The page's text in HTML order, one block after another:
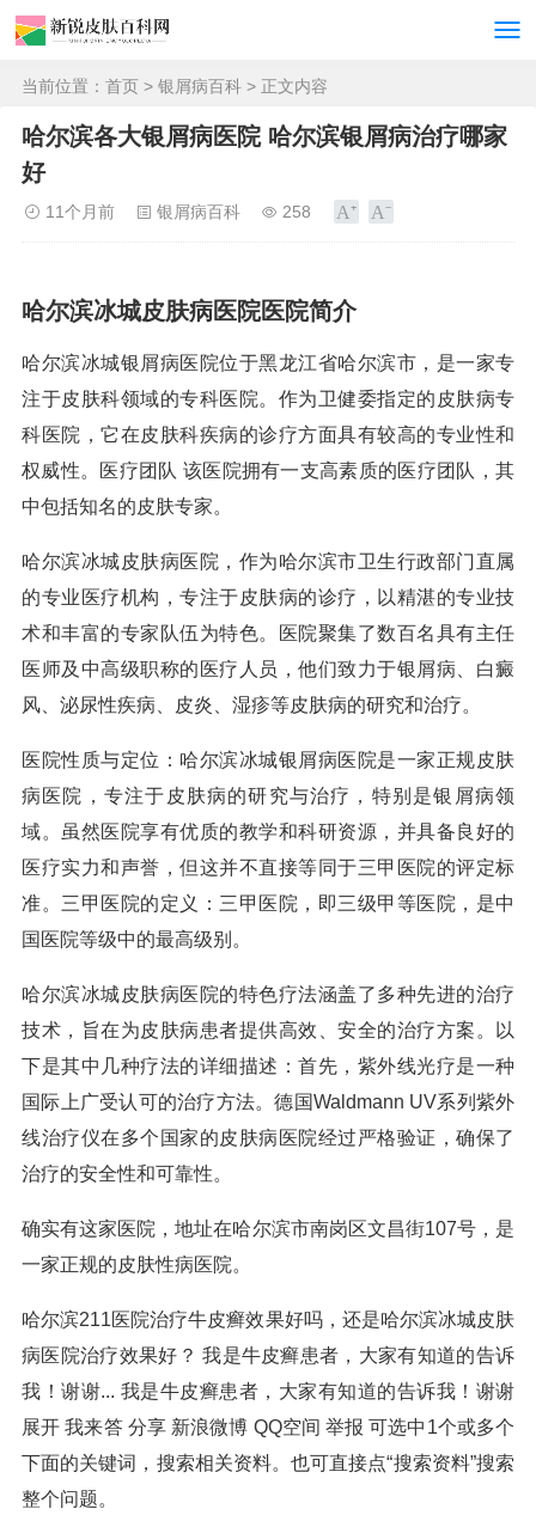
当前位置： 首页 > 银屑病百科 > 正文内容
哈尔滨各大银屑病医院 哈尔滨银屑病治疗哪家
好
11个月前 银屑病百科 258
哈尔滨冰城皮肤病医院医院简介
哈尔滨冰城银屑病医院位于黑龙江省哈尔滨市，是一家专
注于皮肤科领域的专科医院。作为卫健委指定的皮肤病专
科医院，它在皮肤科疾病的诊疗方面具有较高的专业性和
权威性。医疗团队 该医院拥有一支高素质的医疗团队，其
中包括知名的皮肤专家。
哈尔滨冰城皮肤病医院，作为哈尔滨市卫生行政部门直属
的专业医疗机构，专注于皮肤病的诊疗，以精湛的专业技
术和丰富的专家队伍为特色。医院聚集了数百名具有主任
医师及中高级职称的医疗人员，他们致力于银屑病、白癜
风、泌尿性疾病、皮炎、湿疹等皮肤病的研究和治疗。
医院性质与定位：哈尔滨冰城银屑病医院是一家正规皮肤
病医院，专注于皮肤病的研究与治疗，特别是银屑病领
域。虽然医院享有优质的教学和科研资源，并具备良好的
医疗实力和声誉，但这并不直接等同于三甲医院的评定标
准。三甲医院的定义：三甲医院，即三级甲等医院，是中
国医院等级中的最高级别。
哈尔滨冰城皮肤病医院的特色疗法涵盖了多种先进的治疗
技术，旨在为皮肤病患者提供高效、安全的治疗方案。以
下是其中几种疗法的详细描述：首先，紫外线光疗是一种
国际上广受认可的治疗方法。德国Waldmann UV系列紫外
线治疗仪在多个国家的皮肤病医院经过严格验证，确保了
治疗的安全性和可靠性。
确实有这家医院，地址在哈尔滨市南岗区文昌街107号，是
一家正规的皮肤性病医院。
哈尔滨211医院治疗牛皮癣效果好吗，还是哈尔滨冰城皮肤
病医院治疗效果好？ 我是牛皮癣患者，大家有知道的告诉
我！谢谢... 我是牛皮癣患者，大家有知道的告诉我！谢谢
展开 我来答 分享 新浪微博 QQ空间 举报 可选中1个或多个
下面的关键词，搜索相关资料。也可直接点“搜索资料”搜索
整个问题。